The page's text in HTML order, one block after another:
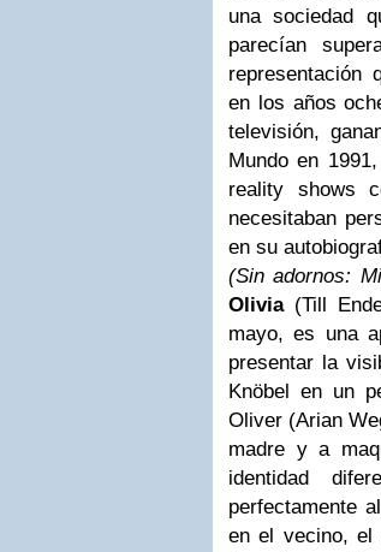
una sociedad
parecían
representación
en los años
televisión,
Mundo en
reality shows
necesitaban
en su
(Sin adornos:
Olivia(Till
mayo, es una
presentar la
Knöbel en un
Oliver (Arian
madre y a
identidad
perfectamente
en el vecino, el